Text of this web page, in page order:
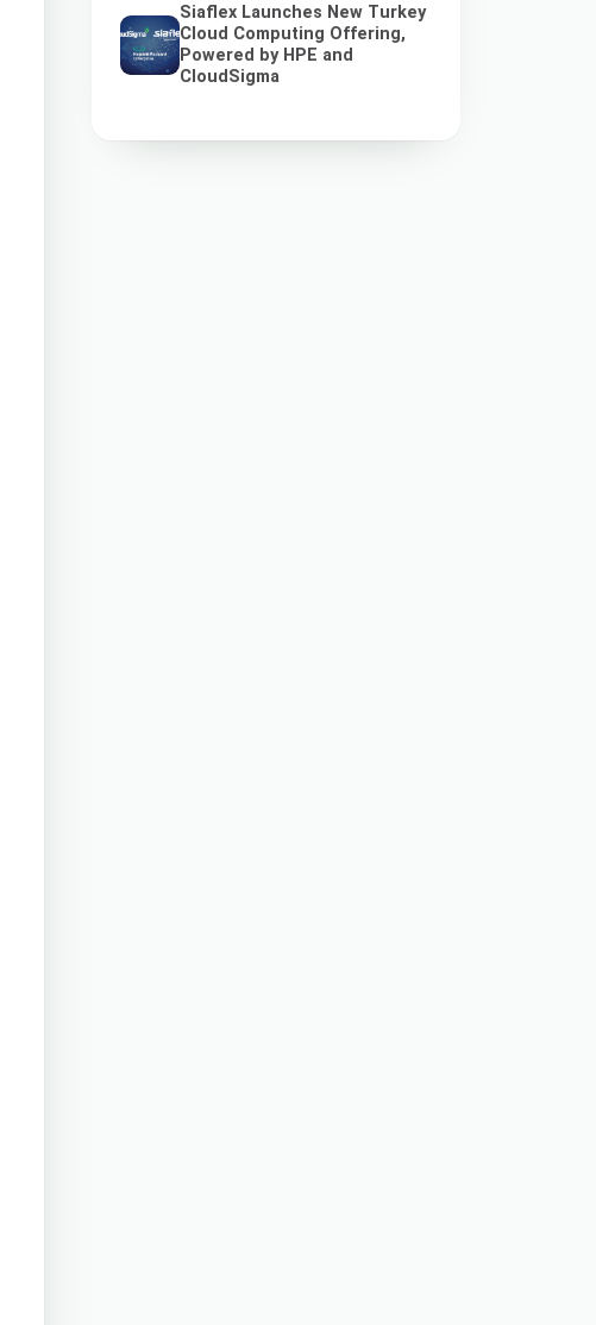
Siaflex Launches New Turkey
Cloud Computing Offering,
Powered by HPE and
CloudSigma